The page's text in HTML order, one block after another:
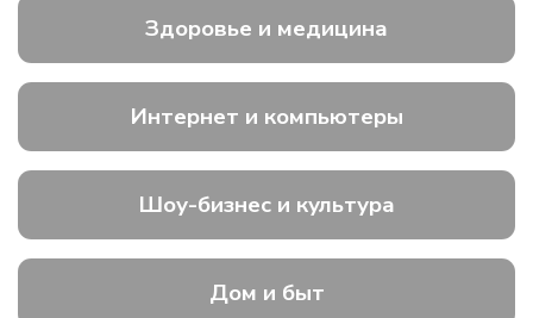
Здоровье и медицина
Интернет и компьютеры
Шоу-бизнес и культура
Дом и быт